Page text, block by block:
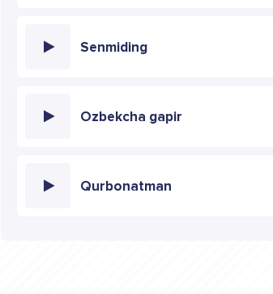
Senmiding
Ozbekcha gapir
Qurbonatman